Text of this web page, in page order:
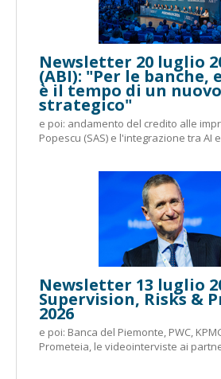
Newsletter 20 luglio
(ABI): "Per le banche,
è il tempo di un
strategico"
e poi: andamento del credito alle
Popescu (SAS) e l'integrazione tra AI
Newsletter 13 luglio
Supervision, Risks &
2026
e poi: Banca del Piemonte, PWC,
Prometeia, le videointerviste ai